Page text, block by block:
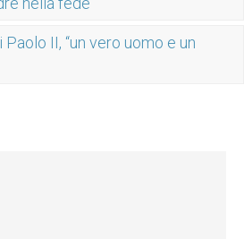
II, “un vero uomo e un